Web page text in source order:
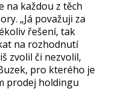
na každou z těch
„Já považuji za
řešení, tak
na rozhodnutí
zvolil či nezvolil,
pro kterého je
prodej holdingu